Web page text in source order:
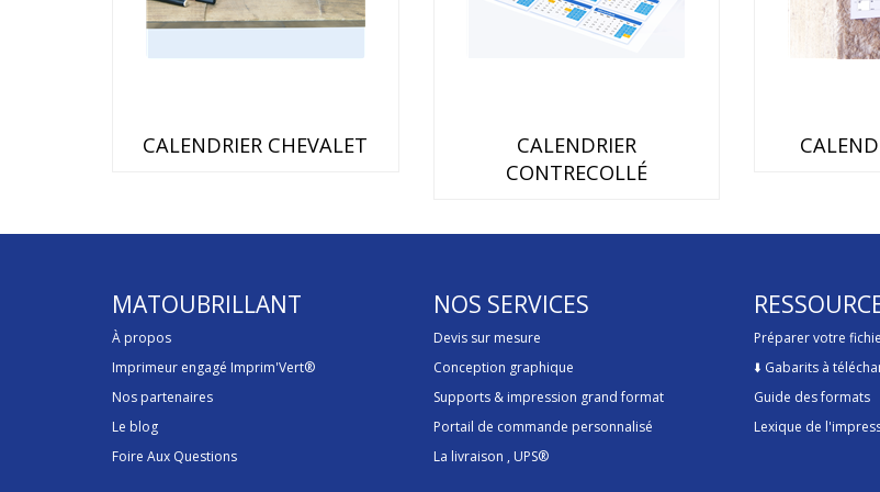
CALENDRIER CHEVALET
CALENDRIER
CONTRECOLLÉ
MATOUBRILLANT
À propos
Imprimeur engagé Imprim'Vert®
Nos partenaires
Le blog
Foire Aux Questions
NOS SERVICES
Devis sur mesure
Conception graphique
Supports & impression grand format
Portail de commande personnalisé
La livraison , UPS®
Préparer votre
⬇️ Gabarits à
Guide des formats
Lexique de